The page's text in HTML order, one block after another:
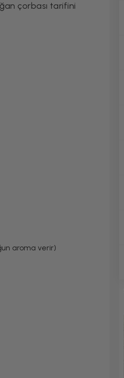
çorbası tarifini
aroma verir)